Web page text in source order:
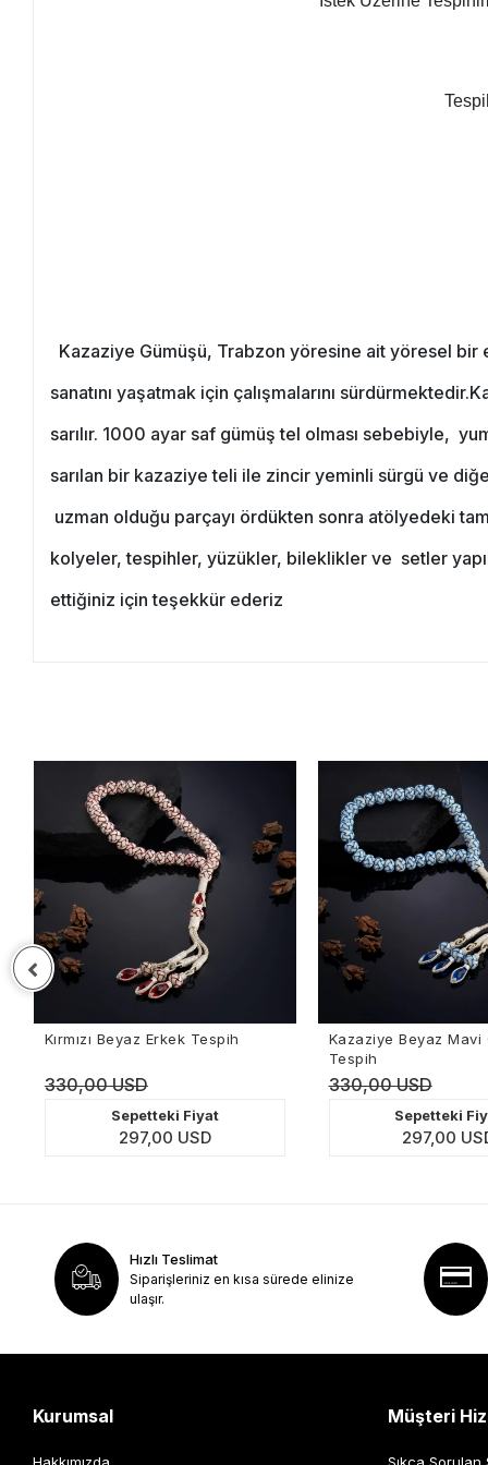
Kazaziye Gümüşü, Trabzon yöresine ait yöresel bir
sanatını yaşatmak için çalışmalarını
sarılır. 1000 ayar saf gümüş tel olması sebebiyle,
sarılan bir kazaziye teli ile zincir yeminli sürgü ve
uzman olduğu parçayı ördükten sonra atölyedeki
kolyeler, tespihler, yüzükler, bileklikler ve setler
ettiğiniz için teşekkür ederiz
Kırmızı Beyaz Erkek Tespih
330,00 USD
Sepetteki Fiyat
297,00 USD
Kazaziye Beyaz Mavi
Tespih
330,00 USD
Sepetteki Fiyat
297,00 USD
Hızlı Teslimat
Siparişleriniz en kısa sürede elinize
ulaşır.
Kurumsal
Hakkımızda
Müşteri
Sıkça Sorulan